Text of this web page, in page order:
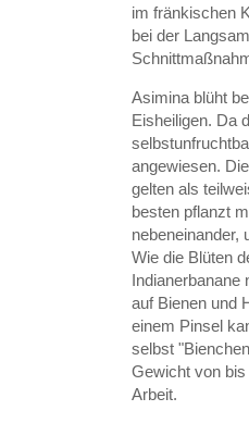
im fränkischen
bei der
Asimina blüht
Eisheiligen. Da
angewiesen.
gelten als
besten pflanzt
nebeneinander,
Wie die Blüten
Indianerbanane
auf Bienen und
einem Pinsel
selbst
Gewicht von
Arbeit.